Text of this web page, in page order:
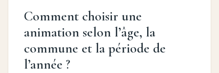
Comment choisir une
animation selon l’âge, la
commune et la période de
l’année ?